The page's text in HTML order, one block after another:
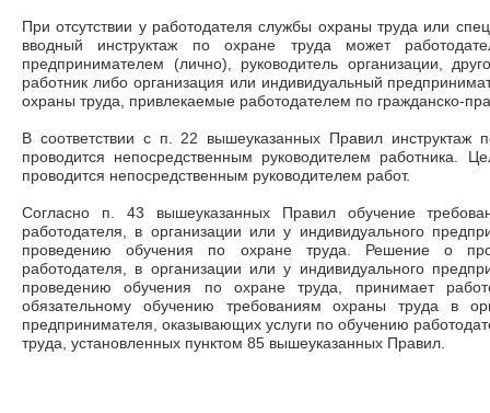
При отсутствии у работодателя службы охраны труда или
вводный инструктаж по охране труда может
предпринимателем (лично), руководитель организации,
работник либо организация или индивидуальный
охраны труда, привлекаемые работодателем по гражданско-
В соответствии с п. 22 вышеуказанных Правил инструктаж
проводится непосредственным руководителем работника.
проводится непосредственным руководителем работ.
Согласно п. 43 вышеуказанных Правил обучение
работодателя, в организации или у индивидуального
проведению обучения по охране труда. Решение о
работодателя, в организации или у индивидуального
проведению обучения по охране труда, принимает
обязательному обучению требованиям охраны труда в
предпринимателя, оказывающих услуги по обучению
труда, установленных пунктом 85 вышеуказанных Правил.